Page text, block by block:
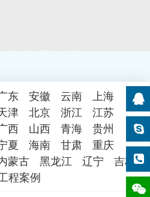
东 安徽 云南
上海
津 北京 浙江
江苏
西 山西 青海
贵州
夏 海南 甘肃
重庆
蒙古 黑龙江 辽宁
吉林
程案例